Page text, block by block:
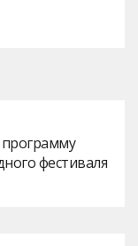
фестиваля